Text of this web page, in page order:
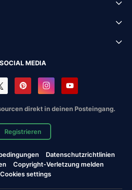
SOCIAL MEDIA
direkt in deinen Posteingang.
Registrieren
Datenschutzrichtlinien
Copyright-Verletzung melden
Cookies settings